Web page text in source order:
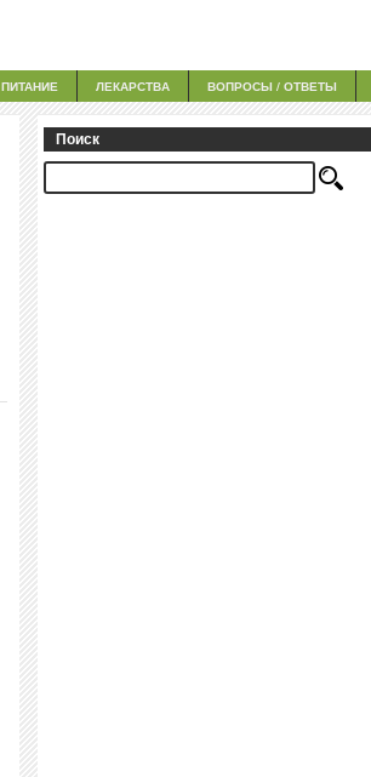
ПИТАНИЕ ЛЕКАРСТВА ВОПРОСЫ / ОТВЕТЫ
Поиск